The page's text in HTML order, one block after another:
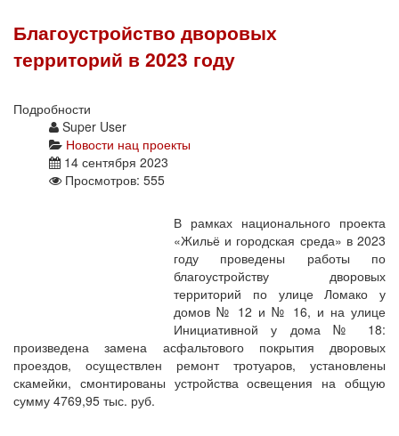
Благоустройство дворовых
территорий в 2023 году
Подробности
Super User
Новости нац проекты
14 сентября 2023
Просмотров: 555
В рамках национального проекта
«Жильё и городская среда» в 2023
году проведены работы по
благоустройству дворовых
территорий по улице Ломако у
домов № 12 и № 16, и на улице
Инициативной у дома № 18:
произведена замена асфальтового покрытия дворовых
проездов, осуществлен ремонт тротуаров, установлены
скамейки, смонтированы устройства освещения на общую
сумму 4769,95 тыс. руб.